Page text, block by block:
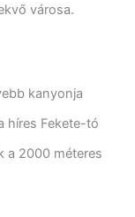
városa.
kanyonja
híres Fekete-tó
a 2000 méteres